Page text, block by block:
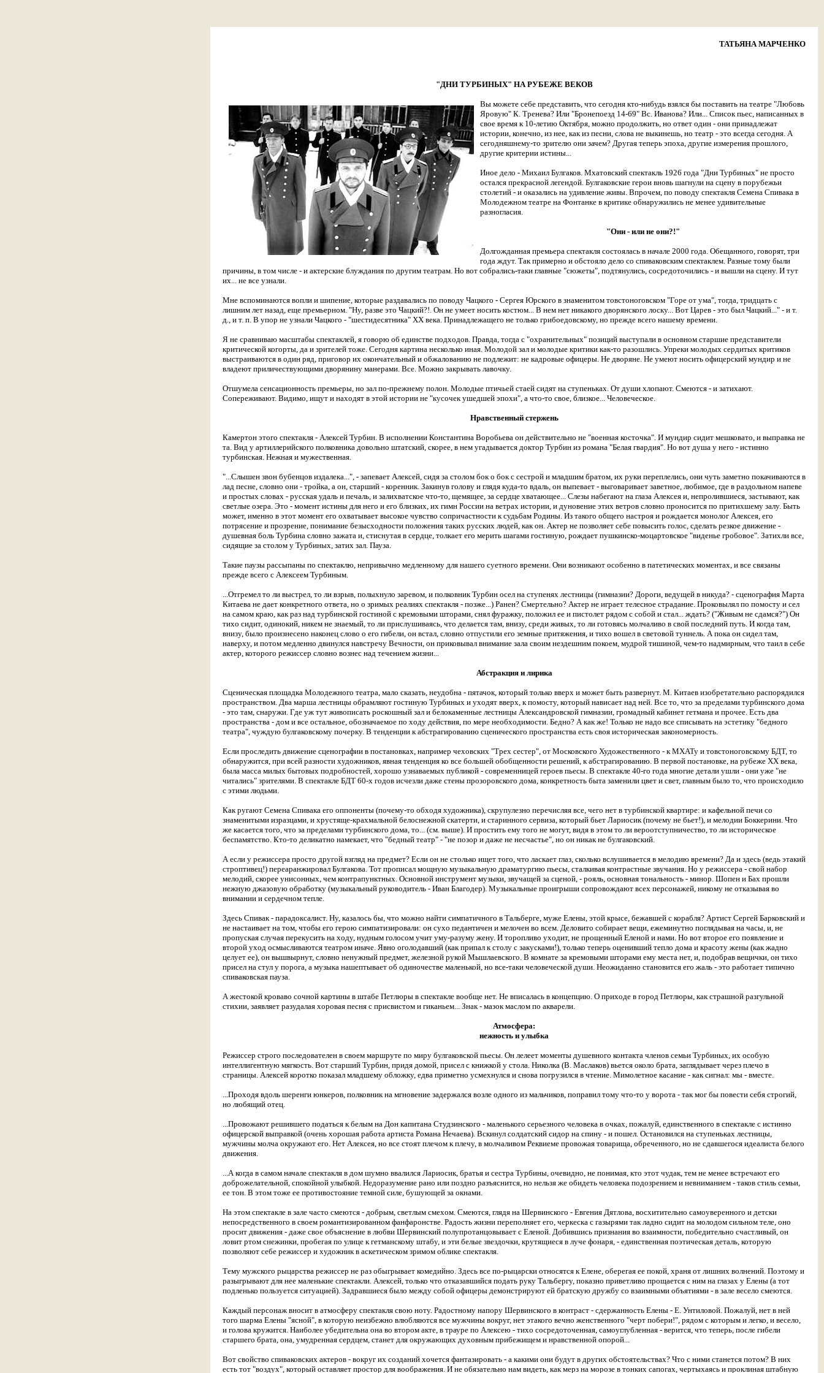
ТАТЬЯНА МАРЧЕНКО
"ДНИ ТУРБИНЫХ" НА РУБЕЖЕ ВЕКОВ
Вы можете себе представить, что сегодня кто-нибудь взялся бы поставить на театре "Любовь
Яровую" К. Тренева? Или "Бронепоезд 14-69" Вс. Иванова? Или... Список пьес, написанных в
свое время к 10-летию Октября, можно продолжить, но ответ один - они принадлежат
истории, конечно, из нее, как из песни, слова не выкинешь, но театр - это всегда сегодня. А
сегодняшнему-то зрителю они зачем? Другая теперь эпоха, другие измерения прошлого,
другие критерии истины...
Иное дело - Михаил Булгаков. Мхатовский спектакль 1926 года "Дни Турбиных" не просто
остался прекрасной легендой. Булгаковские герои вновь шагнули на сцену в порубежьи
столетий - и оказались на удивление живы. Впрочем, по поводу спектакля Семена Спивака в
Молодежном театре на Фонтанке в критике обнаружились не менее удивительные
разногласия.
"Они - или не они?!"
Долгожданная премьера спектакля состоялась в начале 2000 года. Обещанного, говорят, три
года ждут. Так примерно и обстояло дело со спиваковским спектаклем. Разные тому были
причины, в том числе - и актерские блуждания по другим театрам. Но вот собрались-таки главные "сюжеты", подтянулись, сосредоточились - и вышли на сцену. И тут
их... не все узнали.
Мне вспоминаются вопли и шипение, которые раздавались по поводу Чацкого - Сергея Юрского в знаменитом товстоноговском "Горе от ума", тогда, тридцать с
лишним лет назад, еще премьерном. "Ну, разве это Чацкий?!. Он не умеет носить костюм... В нем нет никакого дворянского лоску... Вот Царев - это был Чацкий..." - и т.
д., и т. п. В упор не узнали Чацкого - "шестидесятника" XX века. Принадлежащего не только грибоедовскому, но прежде всего нашему времени.
Я не сравниваю масштабы спектаклей, я говорю об единстве подходов. Правда, тогда с "охранительных" позиций выступали в основном старшие представители
критической когорты, да и зрителей тоже. Сегодня картина несколько иная. Молодой зал и молодые критики как-то разошлись. Упреки молодых сердитых критиков
выстраиваются в один ряд, приговор их окончательный и обжалованию не подлежит: не кадровые офицеры. Не дворяне. Не умеют носить офицерский мундир и не
владеют приличествующими дворянину манерами. Все. Можно закрывать лавочку.
Отшумела сенсационность премьеры, но зал по-прежнему полон. Молодые птичьей стаей сидят на ступеньках. От души хлопают. Смеются - и затихают.
Сопереживают. Видимо, ищут и находят в этой истории не "кусочек ушедшей эпохи", а что-то свое, близкое... Человеческое.
Нравственный стержень
Камертон этого спектакля - Алексей Турбин. В исполнении Константина Воробьева он действительно не "военная косточка". И мундир сидит мешковато, и выправка не
та. Вид у артиллерийского полковника довольно штатский, скорее, в нем угадывается доктор Турбин из романа "Белая гвардия". Но вот душа у него - истинно
турбинская. Нежная и мужественная.
"...Слышен звон бубенцов издалека...", - запевает Алексей, сидя за столом бок о бок с сестрой и младшим братом, их руки переплелись, они чуть заметно покачиваются в
лад песне, словно они - тройка, а он, старший - коренник. Закинув голову и глядя куда-то вдаль, он выпевает - выговаривает заветное, любимое, где в раздольном напеве
и простых словах - русская удаль и печаль, и залихватское что-то, щемящее, за сердце хватающее... Слезы набегают на глаза Алексея и, непролившиеся, застывают, как
светлые озера. Это - момент истины для него и его близких, их гимн России на ветрах истории, и дуновение этих ветров словно проносится по притихшему залу. Быть
может, именно в этот момент его охватывает высокое чувство сопричастности к судьбам Родины. Из такого общего настроя и рождается монолог Алексея, его
потрясение и прозрение, понимание безысходности положения таких русских людей, как он. Актер не позволяет себе повысить голос, сделать резкое движение -
душевная боль Турбина словно зажата и, стиснутая в сердце, толкает его мерить шагами гостиную, рождает пушкинско-моцартовское "виденье гробовое". Затихли все,
сидящие за столом у Турбиных, затих зал. Пауза.
Такие паузы рассыпаны по спектаклю, непривычно медленному для нашего суетного времени. Они возникают особенно в патетических моментах, и все связаны
прежде всего с Алексеем Турбиным.
...Отгремел то ли выстрел, то ли взрыв, полыхнуло заревом, и полковник Турбин осел на ступенях лестницы (гимназии? Дороги, ведущей в никуда? - сценография Марта
Китаева не дает конкретного ответа, но о зримых реалиях спектакля - позже...) Ранен? Смертельно? Актер не играет телесное страдание. Проковылял по помосту и сел
на самом краю, как раз над турбинской гостиной с кремовыми шторами, снял фуражку, положил ее и пистолет рядом с собой и стал... ждать? ("Живым не сдамся?") Он
тихо сидит, одинокий, никем не знаемый, то ли прислушиваясь, что делается там, внизу, среди живых, то ли готовясь молчаливо в свой последний путь. И когда там,
внизу, было произнесено наконец слово о его гибели, он встал, словно отпустили его земные притяжения, и тихо вошел в световой туннель. А пока он сидел там,
наверху, и потом медленно двинулся навстречу Вечности, он приковывал внимание зала своим нездешним покоем, мудрой тишиной, чем-то надмирным, что таил в себе
актер, которого режиссер словно вознес над течением жизни...
Абстракция и лирика
Сценическая площадка Молодежного театра, мало сказать, неудобна - пятачок, который только вверх и может быть развернут. М. Китаев изобретательно распорядился
пространством. Два марша лестницы обрамляют гостиную Турбиных и уходят вверх, к помосту, который нависает над ней. Все то, что за пределами турбинского дома
- это там, снаружи. Где уж тут живописать роскошный зал и белокаменные лестницы Александровской гимназии, громадный кабинет гетмана и прочее. Есть два
пространства - дом и все остальное, обозначаемое по ходу действия, по мере необходимости. Бедно? А как же! Только не надо все списывать на эстетику "бедного
театра", чуждую булгаковскому почерку. В тенденции к абстрагированию сценического пространства есть своя историческая закономерность.
Если проследить движение сценографии в постановках, например чеховских "Трех сестер", от Московского Художественного - к МХАТу и товстоноговскому БДТ, то
обнаружится, при всей разности художников, явная тенденция ко все большей обобщенности решений, к абстрагированию. В первой постановке, на рубеже XX века,
была масса милых бытовых подробностей, хорошо узнаваемых публикой - современницей героев пьесы. В спектакле 40-го года многие детали ушли - они уже "не
читались" зрителями. В спектакле БДТ 60-х годов исчезли даже стены прозоровского дома, конкретность быта заменили цвет и свет, главным было то, что происходило
с этими людьми.
Как ругают Семена Спивака его оппоненты (почему-то обходя художника), скрупулезно перечисляя все, чего нет в турбинской квартире: и кафельной печи со
знаменитыми изразцами, и хрустяще-крахмальной белоснежной скатерти, и старинного сервиза, который бьет Лариосик (почему не бьет!), и мелодии Боккерини. Что
же касается того, что за пределами турбинского дома, то... (см. выше). И простить ему того не могут, видя в этом то ли вероотступничество, то ли историческое
беспамятство. Кто-то деликатно намекает, что "бедный театр" - "не позор и даже не несчастье", но он никак не булгаковский.
А если у режиссера просто другой взгляд на предмет? Если он не столько ищет того, что ласкает глаз, сколько вслушивается в мелодию времени? Да и здесь (ведь этакий
строптивец!) переаранжировал Булгакова. Тот прописал мощную музыкальную драматургию пьесы, сталкивая контрастные звучания. Но у режиссера - свой набор
мелодий, скорее унисонных, чем контрапунктных. Основной инструмент музыки, звучащей за сценой, - рояль, основная тональность - минор. Шопен и Бах прошли
нежную джазовую обработку (музыкальный руководитель - Иван Благодер). Музыкальные проигрыши сопровождают всех персонажей, никому не отказывая во
внимании и сердечном тепле.
Здесь Спивак - парадоксалист. Ну, казалось бы, что можно найти симпатичного в Тальберге, муже Елены, этой крысе, бежавшей с корабля? Артист Сергей Барковский и
не настаивает на том, чтобы его герою симпатизировали: он сухо педантичен и мелочен во всем. Деловито собирает вещи, ежеминутно поглядывая на часы, и, не
пропуская случая перекусить на ходу, нудным голосом учит уму-разуму жену. И торопливо уходит, не прощенный Еленой и нами. Но вот второе его появление и
второй уход осмысливаются театром иначе. Явно оголодавший (как припал к столу с закусками!), только теперь оценивший тепло дома и красоту жены (как жадно
целует ее), он вышвырнут, словно ненужный предмет, железной рукой Мышлаевского. В комнате за кремовыми шторами ему места нет, и, подобрав вещички, он тихо
присел на стул у порога, а музыка нашептывает об одиночестве маленькой, но все-таки человеческой души. Неожиданно становится его жаль - это работает типично
спиваковская пауза.
А жестокой кроваво сочной картины в штабе Петлюры в спектакле вообще нет. Не вписалась в концепцию. О приходе в город Петлюры, как страшной разгульной
стихии, заявляет разудалая хоровая песня с присвистом и гиканьем... Знак - мазок маслом по акварели.
Атмосфера:
нежность и улыбка
Режиссер строго последователен в своем маршруте по миру булгаковской пьесы. Он лелеет моменты душевного контакта членов семьи Турбиных, их особую
интеллигентную мягкость. Вот старший Турбин, придя домой, присел с книжкой у стола. Николка (В. Маслаков) вьется около брата, заглядывает через плечо в
страницы. Алексей коротко показал младшему обложку, едва приметно усмехнулся и снова погрузился в чтение. Мимолетное касание - как сигнал: мы - вместе.
...Проходя вдоль шеренги юнкеров, полковник на мгновение задержался возле одного из мальчиков, поправил тому что-то у ворота - так мог бы повести себя строгий,
но любящий отец.
...Провожают решившего податься к белым на Дон капитана Студзинского - маленького серьезного человека в очках, пожалуй, единственного в спектакле с истинно
офицерской выправкой (очень хорошая работа артиста Романа Нечаева). Вскинул солдатский сидор на спину - и пошел. Остановился на ступеньках лестницы,
мужчины молча окружают его. Нет Алексея, но все стоят плечом к плечу, в молчаливом Реквиеме провожая товарища, обреченного, но не сдавшегося идеалиста белого
движения.
...А когда в самом начале спектакля в дом шумно ввалился Лариосик, братья и сестра Турбины, очевидно, не понимая, кто этот чудак, тем не менее встречают его
доброжелательной, спокойной улыбкой. Недоразумение рано или поздно разъяснится, но нельзя же обидеть человека подозрением и невниманием - таков стиль семьи,
ее тон. В этом тоже ее противостояние темной силе, бушующей за окнами.
На этом спектакле в зале часто смеются - добрым, светлым смехом. Смеются, глядя на Шервинского - Евгения Дятлова, восхитительно самоуверенного и детски
непосредственного в своем романтизированном фанфаронстве. Радость жизни переполняет его, черкеска с газырями так ладно сидит на молодом сильном теле, оно
просит движения - даже свое объяснение в любви Шервинский полупротанцовывает с Еленой. Добившись признания во взаимности, победительно счастливый, он
ловит ртом снежинки, пробегая по улице к гетманскому штабу, и эти белые звездочки, крутящиеся в луче фонаря, - единственная поэтическая деталь, которую
позволяют себе режиссер и художник в аскетическом зримом облике спектакля.
Тему мужского рыцарства режиссер не раз обыгрывает комедийно. Здесь все по-рыцарски относятся к Елене, оберегая ее покой, храня от лишних волнений. Поэтому и
разыгрывают для нее маленькие спектакли. Алексей, только что отказавшийся подать руку Тальбергу, показно приветливо прощается с ним на глазах у Елены (а тот
подленько пользуется ситуацией). Задравшиеся было между собой офицеры демонстрируют ей братскую дружбу со взаимными объятиями - в зале весело смеются.
Каждый персонаж вносит в атмосферу спектакля свою ноту. Радостному напору Шервинского в контраст - сдержанность Елены - Е. Унтиловой. Пожалуй, нет в ней
того шарма Елены "ясной", в которую неизбежно влюбляются все мужчины вокруг, нет этакого вечно женственного "черт побери!", рядом с которым и легко, и весело,
и голова кружится. Наиболее убедительна она во втором акте, в трауре по Алексею - тихо сосредоточенная, самоуглубленная - верится, что теперь, после гибели
старшего брата, она, умудренная сердцем, станет для окружающих духовным прибежищем и нравственной опорой...
Вот свойство спиваковских актеров - вокруг их созданий хочется фантазировать - а какими они будут в других обстоятельствах? Что с ними станется потом? В них
есть тот "воздух", который оставляет простор для воображения. И не обязательно нам видеть, как мерз на морозе в тонких сапогах, чертыхаясь и проклиная штабную